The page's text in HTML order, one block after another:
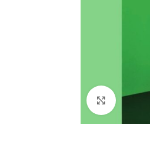
Προβολή